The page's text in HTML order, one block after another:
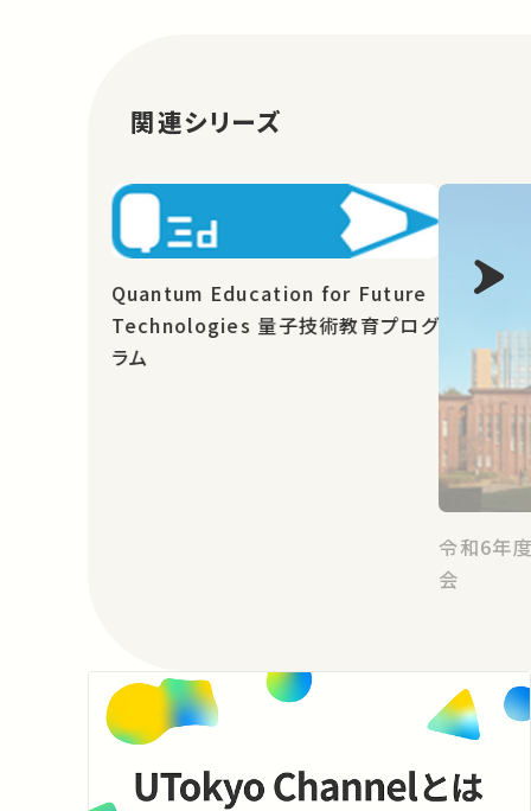
関連シリーズ
Quantum Education for Future
Technologies 量子技術教育プログ
ラム
令和6年
会